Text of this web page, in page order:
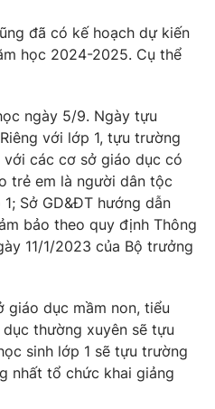
đã có kế hoạch dự kiến
học 2024-2025. Cụ thể
ngày 5/9. Ngày tựu
với lớp 1, tựu trường
các cơ sở giáo dục có
trẻ em là người dân tộc
Sở GD&ĐT hướng dẫn
bảo theo quy định Thông
11/1/2023 của Bộ trưởng
dục mầm non, tiểu
thường xuyên sẽ tựu
sinh lớp 1 sẽ tựu trường
nhất tổ chức khai giảng